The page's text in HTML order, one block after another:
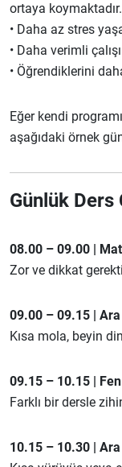
ortaya
• Daha az stres
• Daha verimli
• Öğrendiklerini
Eğer kendi
aşağıdaki örnek
Günlük Ders
08.00 – 09.00 |
Zor ve dikkat
09.00 – 09.15 | Ara
Kısa mola, beyin
09.15 – 10.15 |
Farklı bir dersle
10.15 – 10.30 | Ara